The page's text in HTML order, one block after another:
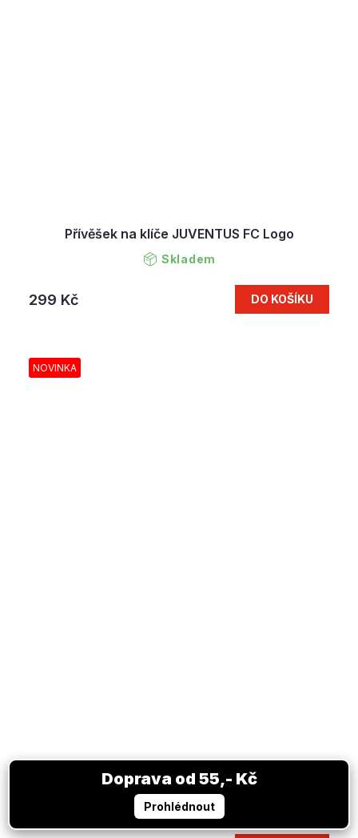
Přívěšek na klíče JUVENTUS FC Logo
Skladem
299 Kč DO KOŠÍKU
NOVINKA
Šála JUVENTUS FC black white
Skladem